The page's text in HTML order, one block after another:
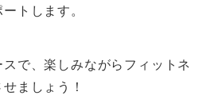
トします。
で、楽しみながらフィットネ
ましょう！